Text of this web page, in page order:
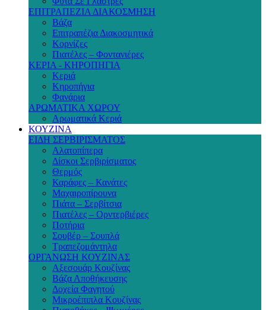
ΕΠΙΤΡΑΠΕΖΙΑ ΔΙΑΚΟΣΜΗΣΗ
Βάζα
Επιτραπέζια Διακοσμητικά
Κορνίζες
Πιατέλες – Φοντανιέρες
ΚΕΡΙΑ - ΚΗΡΟΠΗΓΙΑ
Κεριά
Κηροπήγια
Φανάρια
ΑΡΩΜΑΤΙΚΑ ΧΩΡΟΥ
Αρωματικά Κεριά
ΚΟΥΖΙΝΑ
ΕΙΔΗ ΣΕΡΒΙΡΙΣΜΑΤΟΣ
Αλατοπίπερα
Δίσκοι Σερβιρίσματος
Θερμός
Καράφες – Κανάτες
Μαχαιροπίρουνα
Πιάτα – Σερβίτσια
Πιατέλες – Ορντερβιέρες
Ποτήρια
Σουβέρ – Σουπλά
Τραπεζομάντηλα
ΟΡΓΑΝΩΣΗ ΚΟΥΖΙΝΑΣ
Αξεσουάρ Κουζίνας
Βάζα Αποθήκευσης
Δοχεία Φαγητού
Μικροέπιπλα Κουζίνας